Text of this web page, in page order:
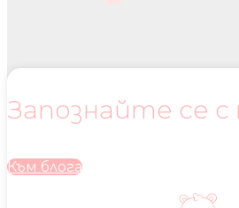
Запознайте се с
Към блога